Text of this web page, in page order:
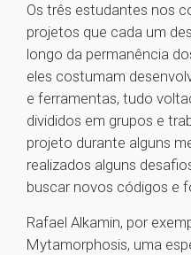
Os três estudantes nos
projetos que cada um
longo da permanência
eles costumam
e ferramentas, tudo
divididos em grupos e
projeto durante alguns
realizados alguns
buscar novos códigos e
Rafael Alkamin, por
Mytamorphosis, uma